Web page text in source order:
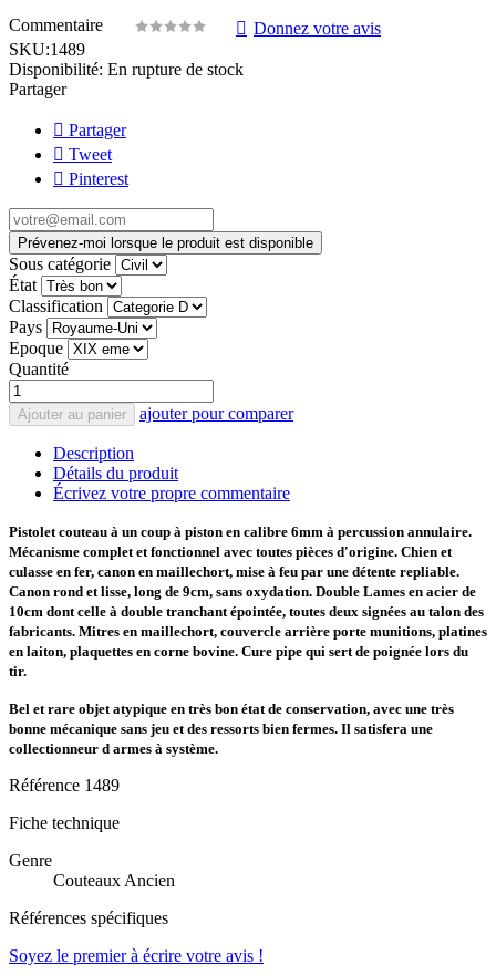
Commentaire
Donnez votre avis
SKU:1489
Disponibilité: En rupture de stock
Partager
Partager
Tweet
Pinterest
Prévenez-moi lorsque le produit est disponible
Sous catégorie
État
Classification
Pays
Epoque
Quantité
Ajouter au panier ajouter pour comparer
Description
Détails du produit
Écrivez votre propre commentaire
Pistolet couteau à un coup à piston en calibre 6mm à percussion annulaire.
Mécanisme complet et fonctionnel avec toutes pièces d'origine. Chien et
culasse en fer, canon en maillechort, mise à feu par une détente repliable.
Canon rond et lisse, long de 9cm, sans oxydation. Double Lames en acier de
10cm dont celle à double tranchant épointée, toutes deux signées au talon des
fabricants. Mitres en maillechort, couvercle arrière porte munitions, platines
en laiton, plaquettes en corne bovine. Cure pipe qui sert de poignée lors du
tir.
Bel et rare objet atypique en très bon état de conservation, avec une très
bonne mécanique sans jeu et des ressorts bien fermes. Il satisfera une
collectionneur d armes à système.
Référence 1489
Fiche technique
Genre
Couteaux Ancien
Références spécifiques
Soyez le premier à écrire votre avis !